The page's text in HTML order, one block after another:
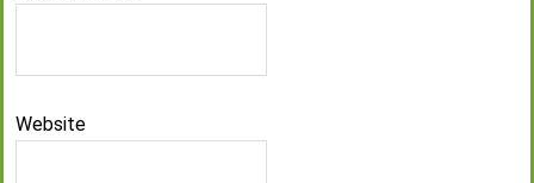
Website